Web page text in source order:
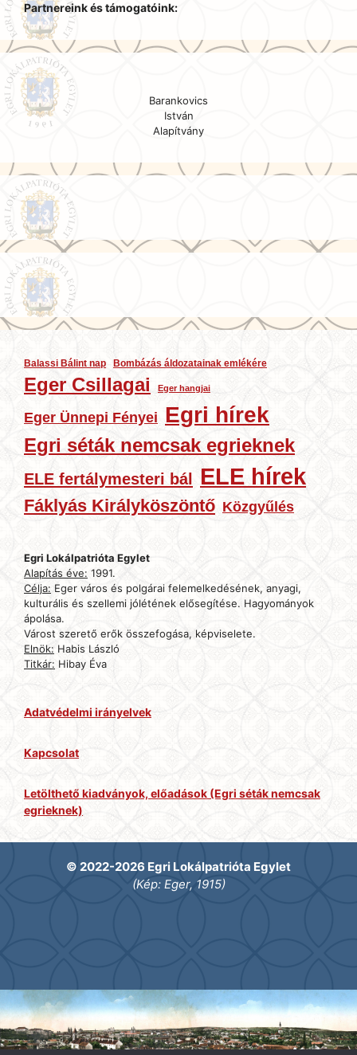
Partnereink és támogatóink:
Barankovics
István
Alapítvány
Balassi Bálint nap Bombázás áldozatainak emlékére
Eger Csillagai Eger hangjai
Eger Ünnepi Fényei Egri hírek
Egri séták nemcsak egrieknek
ELE fertálymesteri bál ELE hírek
Fáklyás Királyköszöntő Közgyűlés
Egri Lokálpatrióta Egylet
Alapítás éve: 1991.
Célja: Eger város és polgárai felemelkedésének, anyagi,
kulturális és szellemi jólétének elősegítése. Hagyományok
ápolása.
Várost szerető erők összefogása, képviselete.
Elnök: Habis László
Titkár: Hibay Éva
Adatvédelmi irányelvek
Kapcsolat
Letölthető kiadványok, előadások (Egri séták nemcsak
egrieknek)
© 2022-2026 Egri Lokálpatrióta Egylet
(Kép: Eger, 1915)